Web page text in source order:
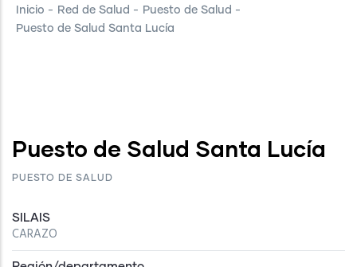
Inicio - Red de Salud - Puesto de Salud -
Puesto de Salud Santa Lucía
Puesto de Salud Santa Lucía
PUESTO DE SALUD
SILAIS
CARAZO